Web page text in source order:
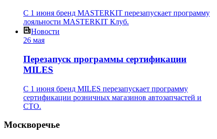
С 1 июня бренд MASTERKIT перезапускает программу
лояльности MASTERKIT Клуб.
Новости
26 мая
Перезапуск программы сертификации
MILES
С 1 июня бренд MILES перезапускает программу
сертификации розничных магазинов автозапчастей и
СТО.
Москворечье